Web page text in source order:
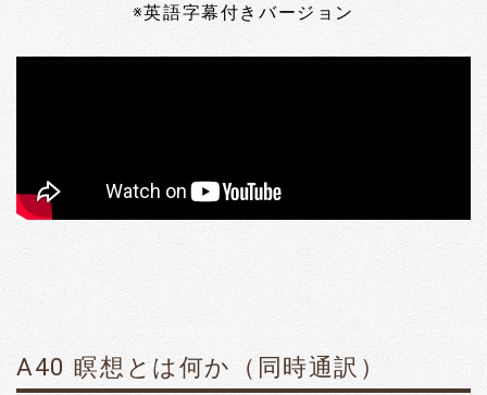
※英語字幕付きバージョン
A40 瞑想とは何か（同時通訳）